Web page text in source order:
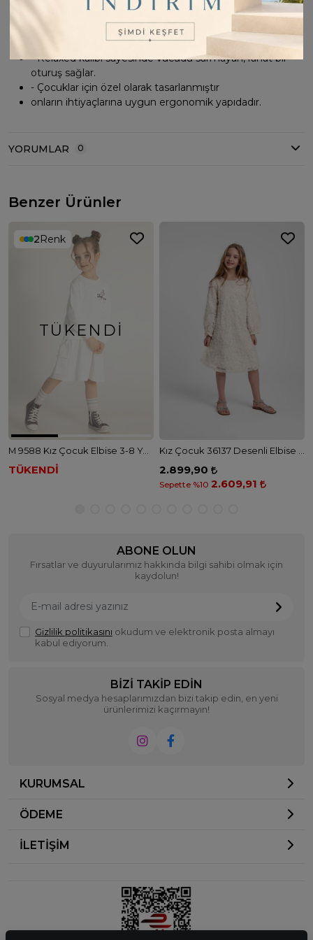
- Pamuklu materyali cildi tahriş etmeden yumuşak bir
dokunuş hissi verir.
- Relaxed kalıbı sayesinde vücudu sarmayan, rahat bir
oturuş sağlar.
- Çocuklar için özel olarak tasarlanmıştır
onların ihtiyaçlarına uygun ergonomik yapıdadır.
YORUMLAR 0
Benzer Ürünler
TÜKENDI
2Renk
M 9588 Kız Çocuk Elbise 3-8 YAŞ - EKRU
TÜKENDİ 2.899,90
Sepette %10 2.609,91
ABONE OLUN
Fırsatlar ve duyurularımız hakkında bilgi sahibi olmak için
kaydolun!
Gizlilik politikasını okudum ve elektronik posta almayı
kabul ediyorum.
BIZI TAKIP EDIN
Sosyal medya hesaplarımızdan bizi takip edin, en yeni
ürünlerimizi kaçırmayın!
KURUMSAL
ÖDEME
İLETİŞİM